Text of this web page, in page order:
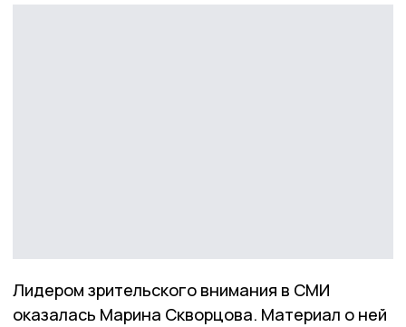
Лидером зрительского внимания в СМИ
оказалась Марина Скворцова. Материал о ней